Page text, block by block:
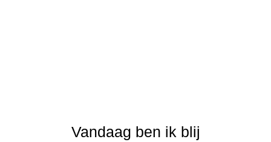
Vandaag ben ik blij